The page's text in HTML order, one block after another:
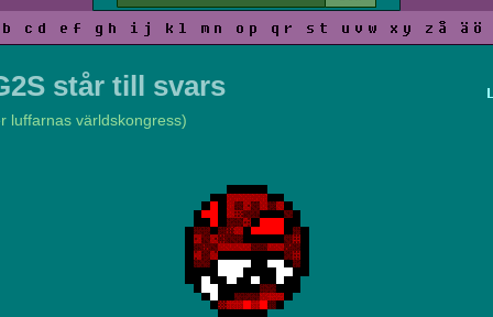
b c d e f g h i j k l m n o p q r s t u v w x y z å ä ö
står till svars
luffarnas världskongress)